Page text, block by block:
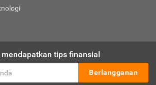
tips finansial
Berlangganan